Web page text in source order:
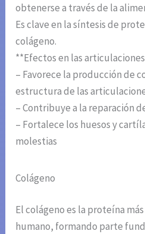
obtenerse a través de la
Es clave en la síntesis de
colágeno.
**Efectos en las
– Favorece la producción de
estructura de las
– Contribuye a la reparación
– Fortalece los huesos y
molestias
Colágeno
El colágeno es la proteína
humano, formando parte